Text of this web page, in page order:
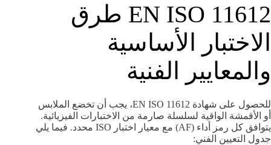
EN ISO 11612 طرق
الاختبار الأساسية
والمعايير الفنية
للحصول على شهادة EN ISO 11612، يجب أن تخضع الملابس
أو الأقمشة الواقية لسلسلة صارمة من الاختبارات الفيزيائية.
يتوافق كل رمز أداء (AF) مع معيار اختبار ISO محدد. فيما يلي
جدول التعيين الفني: